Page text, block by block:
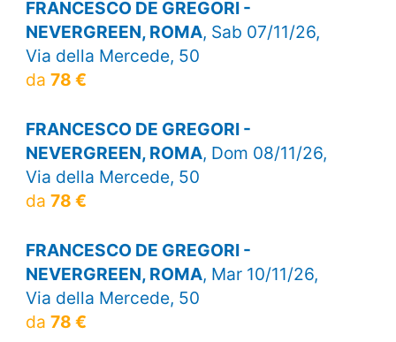
FRANCESCO DE GREGORI -
NEVERGREEN, ROMA, Sab 07/11/26,
Via della Mercede, 50
da 78 €
FRANCESCO DE GREGORI -
NEVERGREEN, ROMA, Dom 08/11/26,
Via della Mercede, 50
da 78 €
FRANCESCO DE GREGORI -
NEVERGREEN, ROMA, Mar 10/11/26,
Via della Mercede, 50
da 78 €